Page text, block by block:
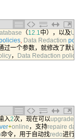
（12.1中），以及
, Data Redaction
过一个参数，就修改了默认
， Data Redaction policy
入2次，现在可以upgrade
+online ，支持repaire
命令，用于自动找redo进行